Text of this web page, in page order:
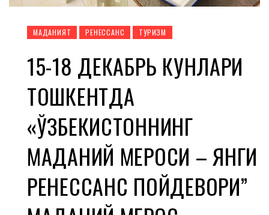
МАДАНИЯТ РЕНЕССАНС ТУРИЗМ
15-18 ДЕКАБРЬ КУНЛАРИ
ТОШКЕНТДА
«ЎЗБЕКИСТОННИНГ
МАДАНИЙ МЕРОСИ – ЯНГИ
РЕНЕССАНС ПОЙДЕВОРИ”